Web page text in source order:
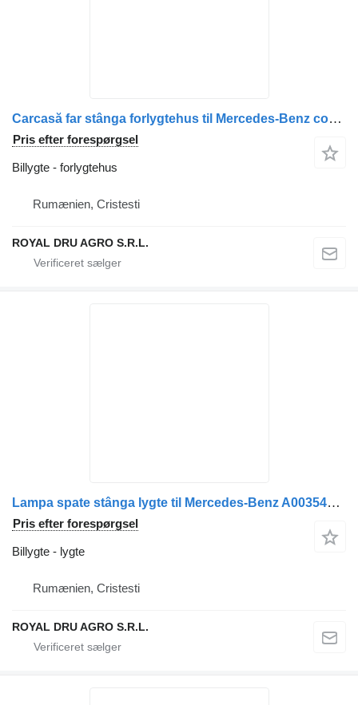
Carcasă far stânga forlygtehus til Mercedes-Benz cod 7180 lastbil
Pris efter forespørgsel
Billygte - forlygtehus
Rumænien, Cristesti
ROYAL DRU AGRO S.R.L.
Lampa spate stânga lygte til Mercedes-Benz A0035446103 / A0035441703 / A0035440903 lastbil
Pris efter forespørgsel
Billygte - lygte
Rumænien, Cristesti
ROYAL DRU AGRO S.R.L.